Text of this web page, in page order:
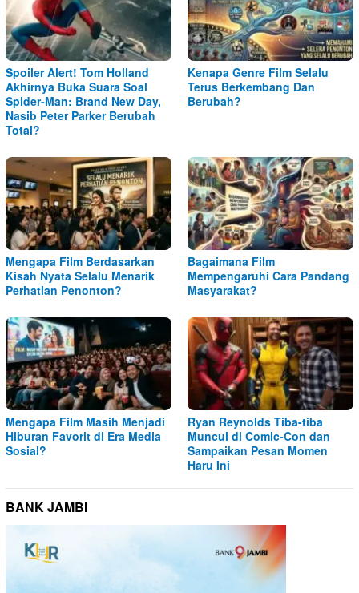
Spoiler Alert! Tom Holland
Akhirnya Buka Suara Soal
Spider-Man: Brand New Day,
Nasib Peter Parker Berubah
Total?
Kenapa Genre Film Selalu
Terus Berkembang Dan
Berubah?
Mengapa Film Berdasarkan
Kisah Nyata Selalu Menarik
Perhatian Penonton?
Bagaimana Film
Mempengaruhi Cara Pandang
Masyarakat?
Mengapa Film Masih Menjadi
Hiburan Favorit di Era Media
Sosial?
Ryan Reynolds Tiba-tiba
Muncul di Comic-Con dan
Sampaikan Pesan Momen
Haru Ini
BANK JAMBI